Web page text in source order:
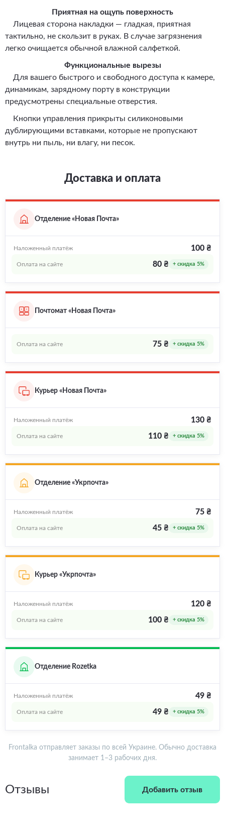
Приятная на ощупь поверхность
Лицевая сторона накладки — гладкая, приятная
тактильно, не скользит в руках. В случае загрязнения
легко очищается обычной влажной салфеткой.
Функциональные вырезы
Для вашего быстрого и свободного доступа к камере,
динамикам, зарядному порту в конструкции
предусмотрены специальные отверстия.
Кнопки управления прикрыты силиконовыми
дублирующими вставками, которые не пропускают
внутрь ни пыль, ни влагу, ни песок.
Доставка и оплата
Отделение «Новая Почта»
Наложенный платёж 100 ₴
Оплата на сайте 80 ₴ + скидка 5%
Почтомат «Новая Почта»
Оплата на сайте 75 ₴ + скидка 5%
Курьер «Новая Почта»
Наложенный платёж 130 ₴
Оплата на сайте 110 ₴ + скидка 5%
Отделение «Укрпочта»
Наложенный платёж 75 ₴
Оплата на сайте 45 ₴ + скидка 5%
Курьер «Укрпочта»
Наложенный платёж 120 ₴
Оплата на сайте 100 ₴ + скидка 5%
Отделение Rozetka
Наложенный платёж 49 ₴
Оплата на сайте 49 ₴ + скидка 5%
Frontalka отправляет заказы по всей Украине. Обычно доставка
занимает 1–3 рабочих дня.
Отзывы Добавить отзыв